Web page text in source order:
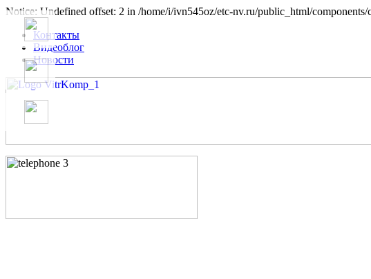
Notice: Undefined offset: 2 in /home/i/ivn545oz/etc-nv.ru/public_html/
Контакты
Видеоблог
Новости